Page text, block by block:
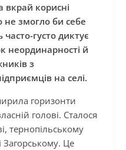
вкрай корисні
не змогло би себе
часто-густо диктує
неординарності й
з
на селі.
горизонти
голові. Сталося
тернопільському
Це